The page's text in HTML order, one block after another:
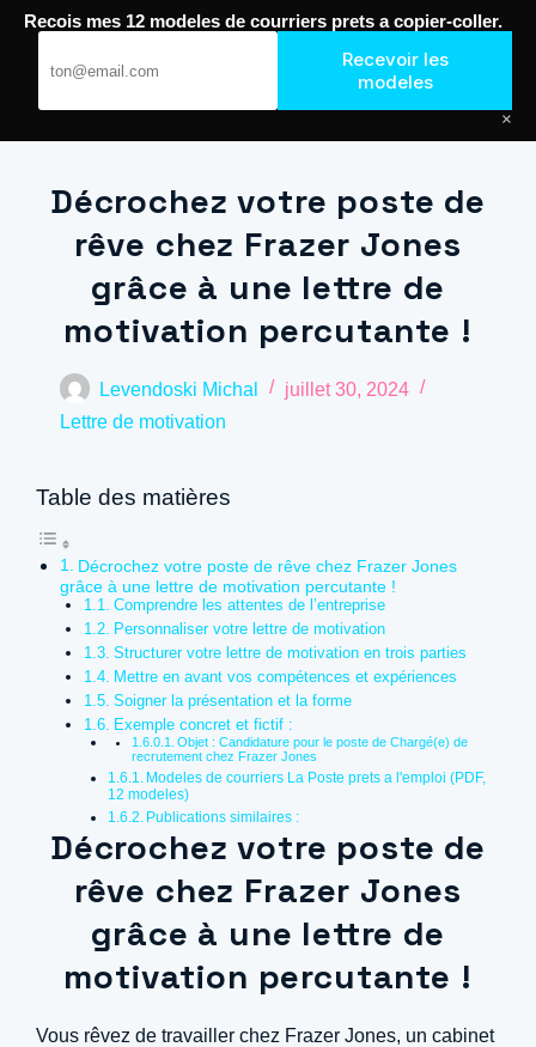
au
Journal de Geek — Décroche le Job
Décrochez votre poste de
rêve chez Frazer Jones
grâce à une lettre de
motivation percutante !
Levendoski Michal
juillet 30, 2024
Lettre de motivation
Table des matières
Décrochez votre poste de rêve chez Frazer Jones
grâce à une lettre de motivation percutante !
Comprendre les attentes de l’entreprise
Personnaliser votre lettre de motivation
Structurer votre lettre de motivation en trois parties
Mettre en avant vos compétences et expériences
Soigner la présentation et la forme
Exemple concret et fictif :
Objet : Candidature pour le poste de Chargé(e) de
recrutement chez Frazer Jones
Modeles de courriers La Poste prets a l'emploi (PDF,
12 modeles)
Publications similaires :
Décrochez votre poste de
rêve chez Frazer Jones
grâce à une lettre de
motivation percutante !
Vous rêvez de travailler chez Frazer Jones, un cabinet
Recois mes 12 modeles de courriers prets a copier-coller.
Recevoir les
modeles
×